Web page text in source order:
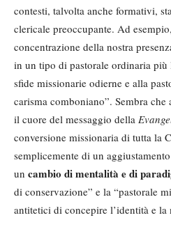
contesti, talvolta anche formativi,
clericale preoccupante. Ad
concentrazione della nostra
in un tipo di pastorale ordinaria più
sfide missionarie odierne e alla
carisma comboniano”. Sembra
il cuore del messaggio della
conversione missionaria di tutta la
semplicemente di un
un cambio di mentalità e di
di conservazione” e la “pastorale
antitetici di concepire l’identità e la